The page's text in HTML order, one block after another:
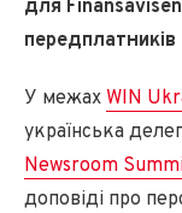
для
У межах WIN
українська
Newsroom
доповіді про